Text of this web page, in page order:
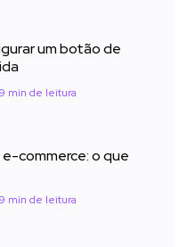
um botão de
9 min de leitura
commerce: o que
9 min de leitura